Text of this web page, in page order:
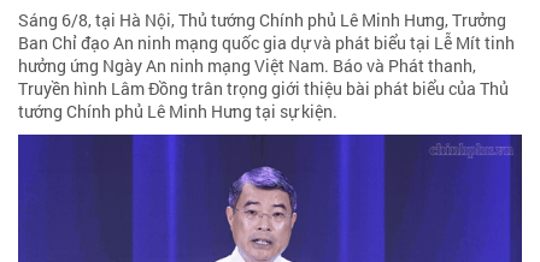
Sáng 6/8, tại Hà Nội, Thủ tướng Chính phủ Lê Minh Hưng, Trưởng
Ban Chỉ đạo An ninh mạng quốc gia dự và phát biểu tại Lễ Mít tinh
hưởng ứng Ngày An ninh mạng Việt Nam. Báo và Phát thanh,
Truyền hình Lâm Đồng trân trọng giới thiệu bài phát biểu của Thủ
tướng Chính phủ Lê Minh Hưng tại sự kiện.